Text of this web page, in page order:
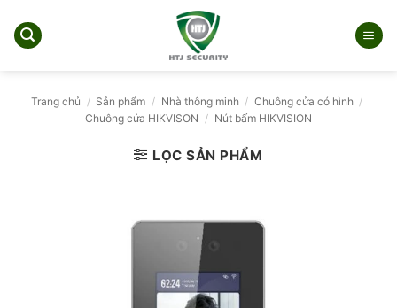
qua
Trang chủ / Sản phẩm / Nhà thông minh / Chuông cửa có hình /
Chuông cửa HIKVISON / Nút bấm HIKVISION
LỌC SẢN PHẨM